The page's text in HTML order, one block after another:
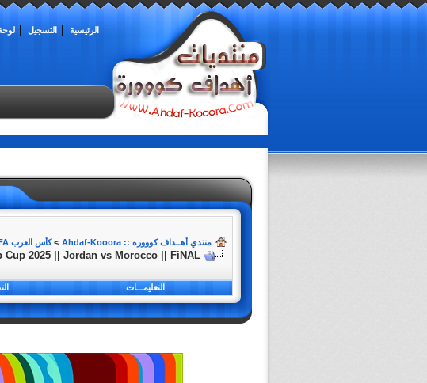
الرئيسية التسجيل
منتدي أهــداف كوووره :: Ahdaf-Kooora >كأس العرب FIFA قطر 2025
Cup 2025 || Jordan vs Morocco || FiNAL
التعليمـــات